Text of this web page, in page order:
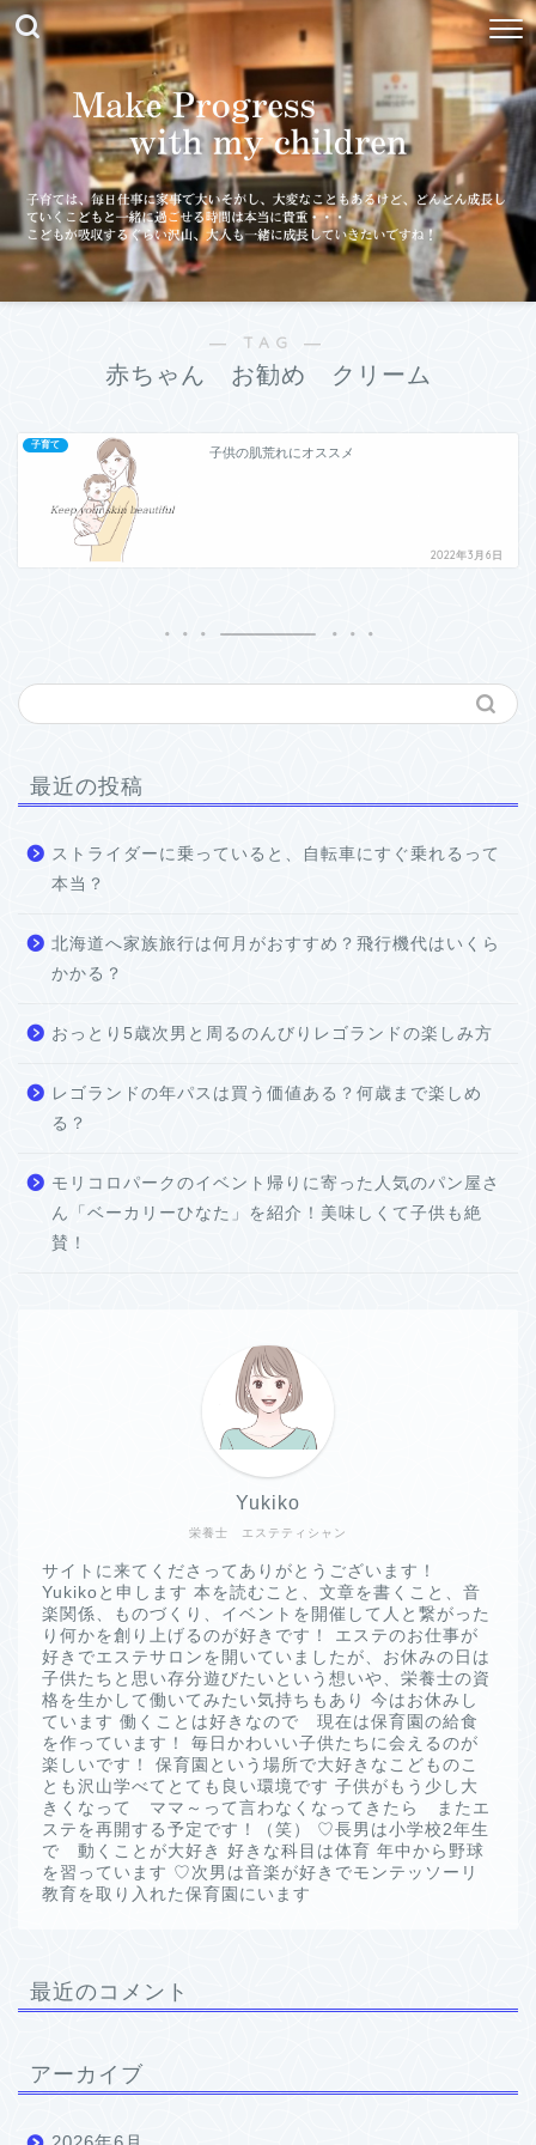
― TAG ―
赤ちゃん お勧め クリーム
子育て
子供の肌荒れにオススメ
2022年3月6日
最近の投稿
ストライダーに乗っていると、自転車にすぐ乗れるって
本当？
北海道へ家族旅行は何月がおすすめ？飛行機代はいくら
かかる？
おっとり5歳次男と周るのんびりレゴランドの楽しみ方
レゴランドの年パスは買う価値ある？何歳まで楽しめ
る？
モリコロパークのイベント帰りに寄った人気のパン屋さ
ん「ベーカリーひなた」を紹介！美味しくて子供も絶
賛！
栄養士 エステティシャン
Yukiko
サイトに来てくださってありがとうございます！
Yukikoと申します 本を読むこと、文章を書くこと、音
楽関係、ものづくり、イベントを開催して人と繋がった
り何かを創り上げるのが好きです！ エステのお仕事が
好きでエステサロンを開いていましたが、お休みの日は
子供たちと思い存分遊びたいという想いや、栄養士の資
格を生かして働いてみたい気持ちもあり 今はお休みし
ています 働くことは好きなので 現在は保育園の給食
を作っています！ 毎日かわいい子供たちに会えるのが
楽しいです！ 保育園という場所で大好きなこどものこ
とも沢山学べてとても良い環境です 子供がもう少し大
きくなって ママ～って言わなくなってきたら またエ
ステを再開する予定です！（笑） ♡長男は小学校2年生
で 動くことが大好き 好きな科目は体育 年中から野球
を習っています ♡次男は音楽が好きでモンテッソーリ
教育を取り入れた保育園にいます
最近のコメント
アーカイブ